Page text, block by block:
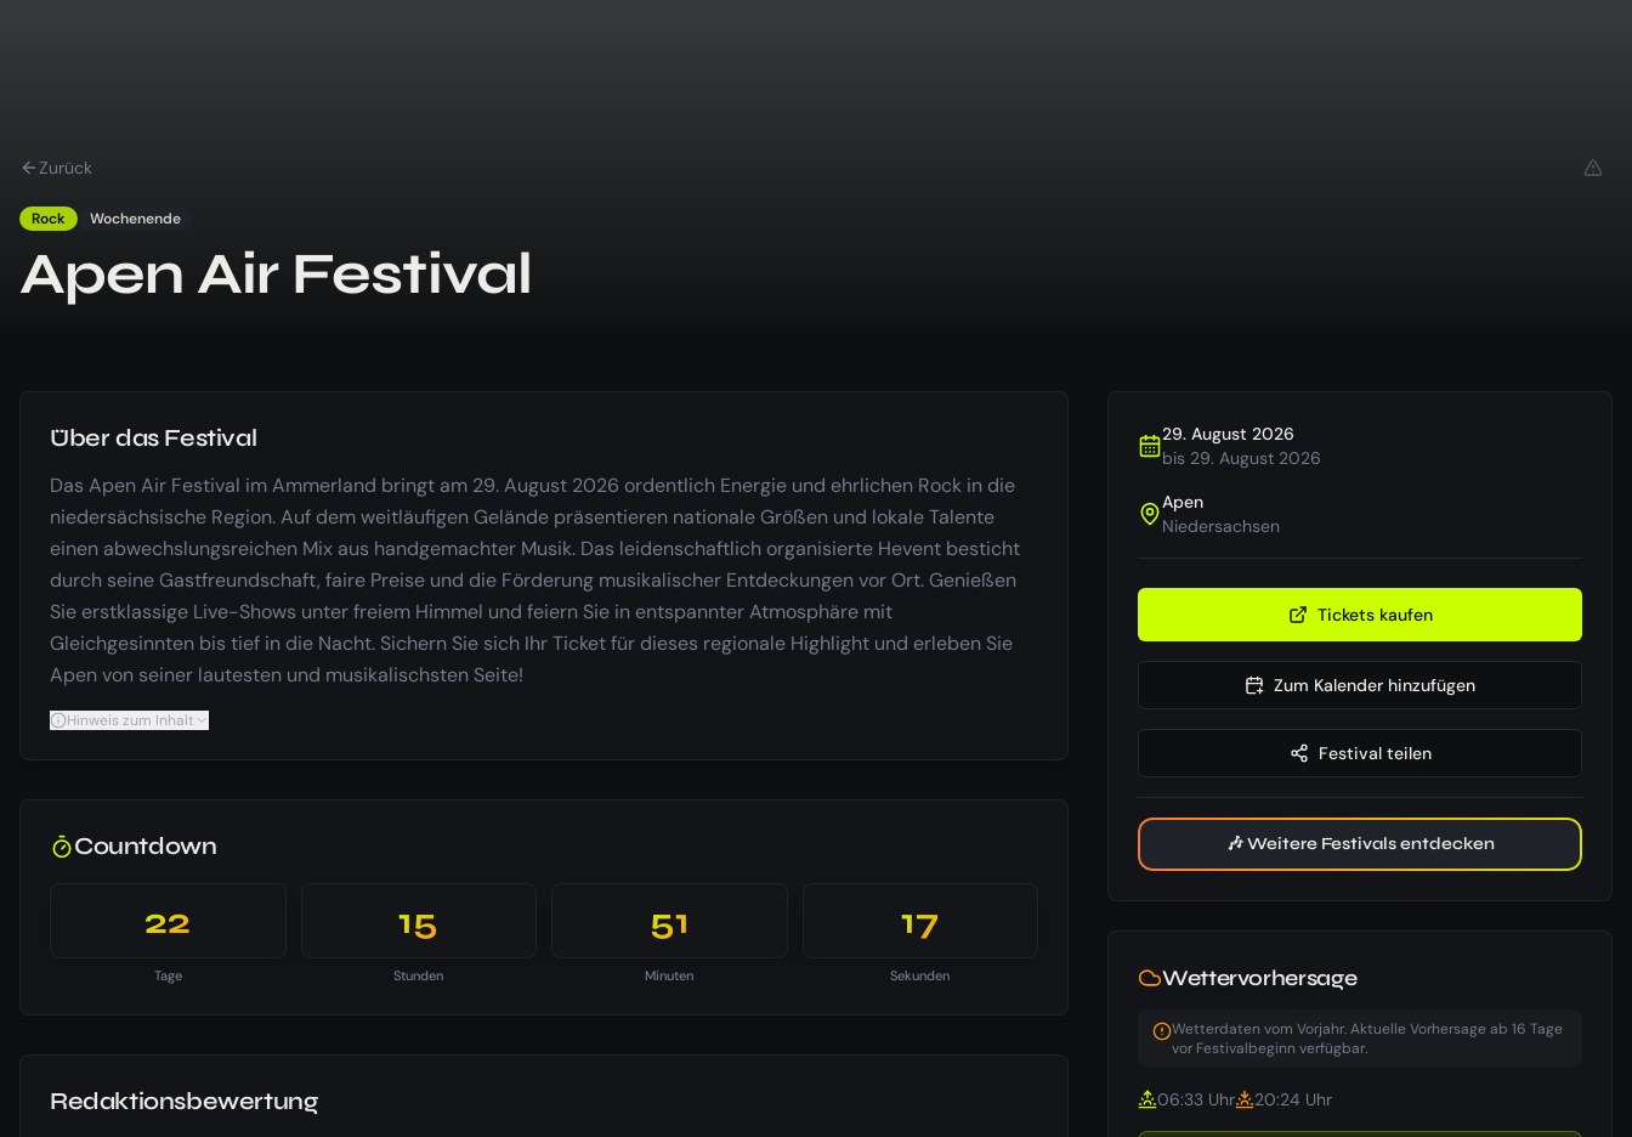
Zurück
Rock Wochenende
Apen Air Festival
Über das Festival
Das Apen Air Festival im Ammerland bringt am 29. August 2026 ordentlich Energie und ehrlichen Rock in die
niedersächsische Region. Auf dem weitläufigen Gelände präsentieren nationale Größen und lokale Talente
einen abwechslungsreichen Mix aus handgemachter Musik. Das leidenschaftlich organisierte Hevent besticht
durch seine Gastfreundschaft, faire Preise und die Förderung musikalischer Entdeckungen vor Ort. Genießen
Sie erstklassige Live-Shows unter freiem Himmel und feiern Sie in entspannter Atmosphäre mit
Gleichgesinnten bis tief in die Nacht. Sichern Sie sich Ihr Ticket für dieses regionale Highlight und erleben Sie
Apen von seiner lautesten und musikalischsten Seite!
Hinweis zum Inhalt
Countdown
22
Tage
15
Stunden
51
Minuten
16
Sekunden
Redaktionsbewertung
29. August 2026
bis 29. August 2026
Apen
Niedersachsen
Tickets kaufen
Zum Kalender hinzufügen
Festival teilen
🎶 Weitere Festivals entdecken
Wettervorhersage
Wetterdaten vom Vorjahr. Aktuelle Vorhersage ab 16 Tage
vor Festivalbeginn verfügbar.
06:33 Uhr 20:24 Uhr